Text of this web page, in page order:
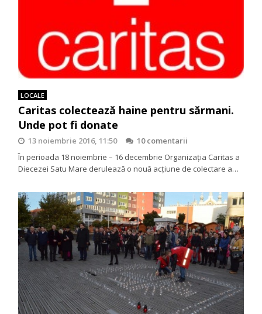
LOCALE
Caritas colectează haine pentru sărmani.
Unde pot fi donate
13 noiembrie 2016, 11:50
10 comentarii
În perioada 18 noiembrie – 16 decembrie Organizația Caritas a
Diecezei Satu Mare derulează o nouă acțiune de colectare a…